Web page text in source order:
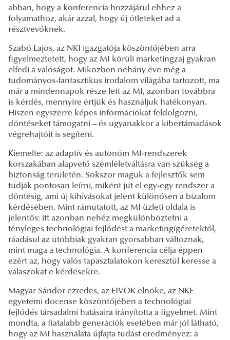
abban, hogy a konferencia hozzájárul ehhez a
folyamathoz, akár azzal, hogy új ötleteket ad a
résztvevőknek.
Szabó Lajos, az NKI igazgatója köszöntőjében arra
figyelmeztetett, hogy az MI körüli marketingzaj gyakran
elfedi a valóságot. Miközben néhány éve még a
tudományos-fantasztikus irodalom világába tartozott, ma
már a mindennapok része lett az MI, azonban továbbra
is kérdés, mennyire értjük és használjuk hatékonyan.
Hiszen egyszerre képes információkat feldolgozni,
döntéseket támogatni – és ugyanakkor a kibertámadások
végrehajtóit is segíteni.
Kiemelte: az adaptív és autonóm MI-rendszerek
korszakában alapvető szemléletváltásra van szükség a
biztonság területén. Sokszor maguk a fejlesztők sem
tudják pontosan leírni, miként jut el egy-egy rendszer a
döntésig, ami új kihívásokat jelent különösen a bizalom
kérdésében. Mint rámutatott, az MI üzleti oldala is
jelentős: itt azonban nehéz megkülönböztetni a
tényleges technológiai fejlődést a marketingígéretektől,
ráadásul az utóbbiak gyakran gyorsabban változnak,
mint maga a technológia. A konferencia célja éppen
ezért az, hogy valós tapasztalatokon keresztül keresse a
válaszokat e kérdésekre.
Magyar Sándor ezredes, az EIVOK elnöke, az NKE
egyetemi docense köszöntőjében a technológiai
fejlődés társadalmi hatásaira irányította a figyelmet. Mint
mondta, a fiatalabb generációk esetében már jól látható,
hogy az MI használata újfajta tudást eredményez: a